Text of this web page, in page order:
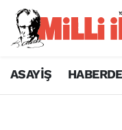
ASAYİŞ